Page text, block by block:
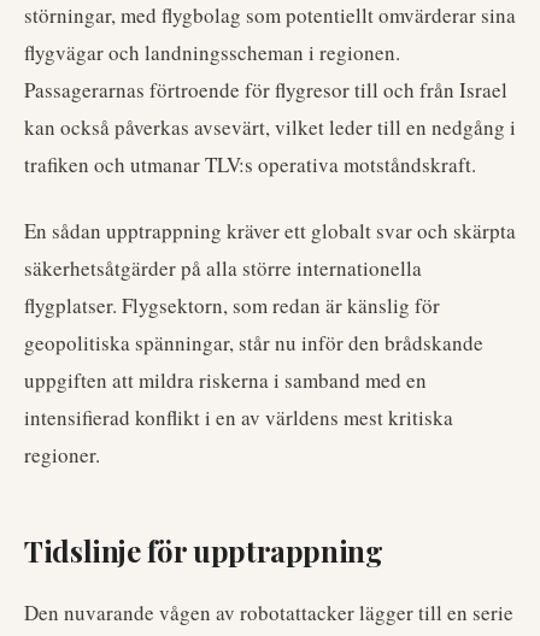
störningar, med flygbolag som potentiellt omvärderar sina
flygvägar och landningsscheman i regionen.
Passagerarnas förtroende för flygresor till och från Israel
kan också påverkas avsevärt, vilket leder till en nedgång i
trafiken och utmanar TLV:s operativa motståndskraft.
En sådan upptrappning kräver ett globalt svar och skärpta
säkerhetsåtgärder på alla större internationella
flygplatser. Flygsektorn, som redan är känslig för
geopolitiska spänningar, står nu inför den brådskande
uppgiften att mildra riskerna i samband med en
intensifierad konflikt i en av världens mest kritiska
regioner.
Tidslinje för upptrappning
Den nuvarande vågen av robotattacker lägger till en serie